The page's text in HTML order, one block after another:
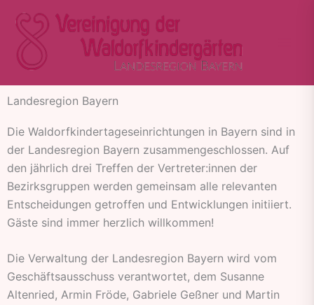
Inhalt
springen
Landesregion Bayern
Die Waldorfkindertageseinrichtungen in Bayern sind in
der Landesregion Bayern zusammengeschlossen. Auf
den jährlich drei Treffen der Vertreter:innen der
Bezirksgruppen werden gemeinsam alle relevanten
Entscheidungen getroffen und Entwicklungen initiiert.
Gäste sind immer herzlich willkommen!
Die Verwaltung der Landesregion Bayern wird vom
Geschäftsausschuss verantwortet, dem Susanne
Altenried, Armin Fröde, Gabriele Geßner und Martin